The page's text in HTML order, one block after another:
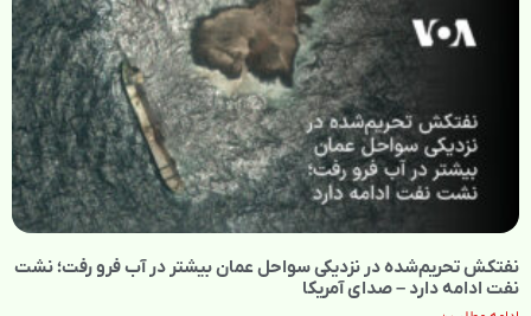
نفتکش تحریم‌شده در نزدیکی سواحل عمان بیشتر در آب فرو رفت؛ نشت
نفت ادامه دارد – صدای آمریکا